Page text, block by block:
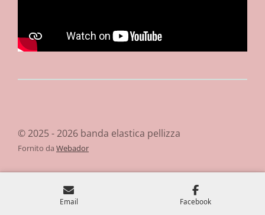
© 2025 - 2026 banda elastica pellizza
Fornito da Webador
Email Facebook